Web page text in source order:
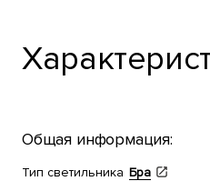
Общая информация:
Тип светильника Бра